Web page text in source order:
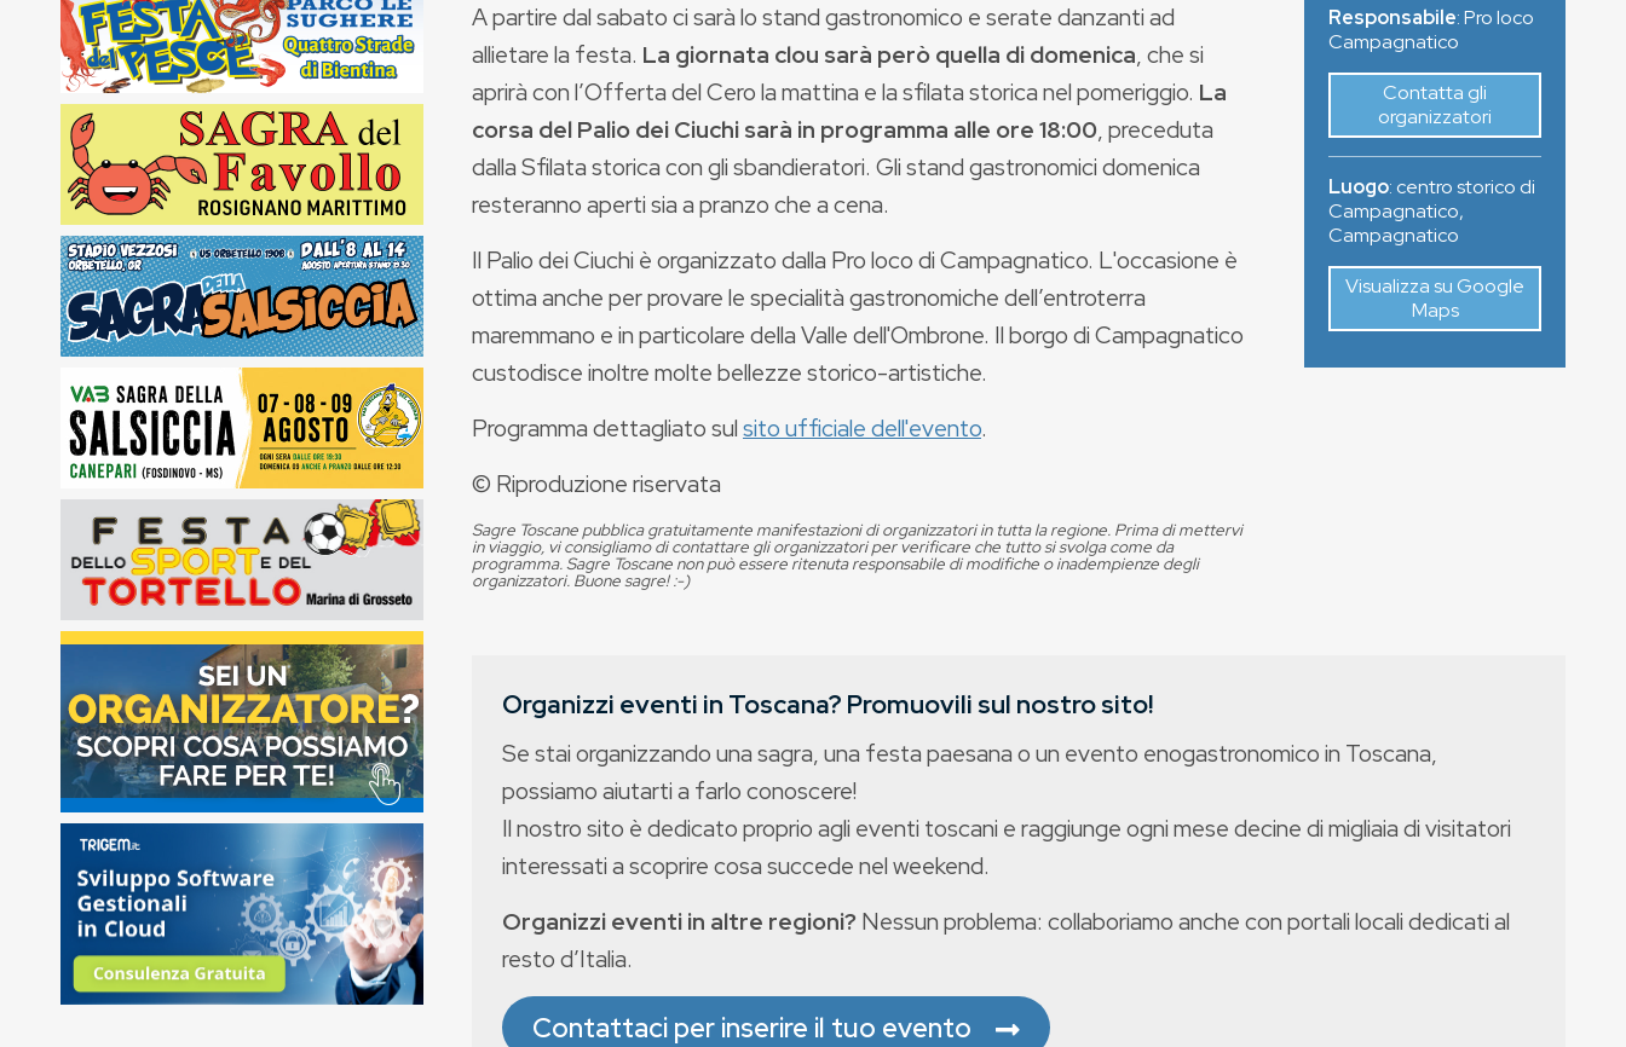
A partire dal sabato ci sarà lo stand gastronomico e serate danzanti ad
allietare la festa. La giornata clou sarà però quella di domenica, che si
aprirà con l’Offerta del Cero la mattina e la sfilata storica nel pomeriggio. La
corsa del Palio dei Ciuchi sarà in programma alle ore 18:00, preceduta
dalla Sfilata storica con gli sbandieratori. Gli stand gastronomici domenica
resteranno aperti sia a pranzo che a cena.
Il Palio dei Ciuchi è organizzato dalla Pro loco di Campagnatico. L'occasione è
ottima anche per provare le specialità gastronomiche dell’entroterra
maremmano e in particolare della Valle dell'Ombrone. Il borgo di Campagnatico
custodisce inoltre molte bellezze storico-artistiche.
Programma dettagliato sulsito ufficiale dell'evento.
© Riproduzione riservata
Sagre Toscane pubblica gratuitamente manifestazioni di organizzatori in tutta la regione. Prima di mettervi
in viaggio, vi consigliamo di contattare gli organizzatori per verificare che tutto si svolga come da
programma. Sagre Toscane non può essere ritenuta responsabile di modifiche o inadempienze degli
organizzatori. Buone sagre! :-)
Responsabile: Pro loco
Campagnatico
Contatta gli
organizzatori
Luogo: centro storico di
Campagnatico,
Campagnatico
Visualizza su Google
Maps
Organizzi eventi in Toscana? Promuovili sul nostro sito!
Se stai organizzando una sagra, una festa paesana o un evento enogastronomico in Toscana,
possiamo aiutarti a farlo conoscere!
Il nostro sito è dedicato proprio agli eventi toscani e raggiunge ogni mese decine di migliaia di visitatori
interessati a scoprire cosa succede nel weekend.
Organizzi eventi in altre regioni? Nessun problema: collaboriamo anche con portali locali dedicati al
resto d’Italia.
Contattaci per inserire il tuo evento